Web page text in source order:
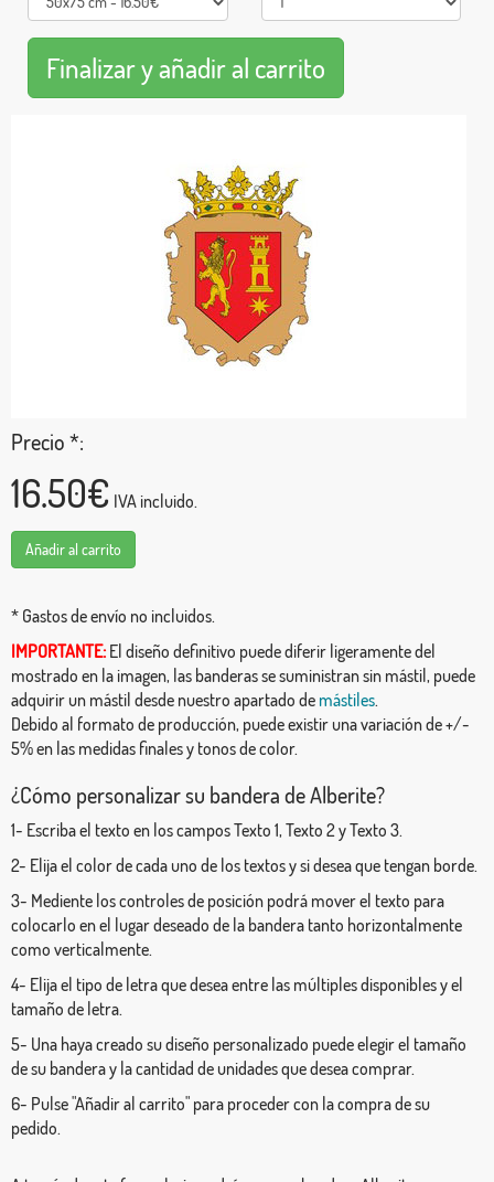
Precio *:
16.50€ IVA incluido.
Añadir al carrito
* Gastos de envío no incluidos.
IMPORTANTE: El diseño definitivo puede diferir ligeramente del
mostrado en la imagen, las banderas se suministran sin mástil, puede
adquirir un mástil desde nuestro apartado de mástiles.
Debido al formato de producción, puede existir una variación de +/-
5% en las medidas finales y tonos de color.
¿Cómo personalizar su bandera de Alberite?
1- Escriba el texto en los campos Texto 1, Texto 2 y Texto 3.
2- Elija el color de cada uno de los textos y si desea que tengan borde.
3- Mediente los controles de posición podrá mover el texto para
colocarlo en el lugar deseado de la bandera tanto horizontalmente
como verticalmente.
4- Elija el tipo de letra que desea entre las múltiples disponibles y el
tamaño de letra.
5- Una haya creado su diseño personalizado puede elegir el tamaño
de su bandera y la cantidad de unidades que desea comprar.
6- Pulse "Añadir al carrito" para proceder con la compra de su
pedido.